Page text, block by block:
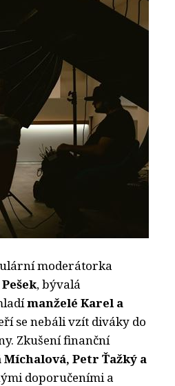
moderátorka
, bývalá
manželé Karel a
se nebáli vzít diváky do
Zkušení finanční
Petr Ťažký a
doporučeními a